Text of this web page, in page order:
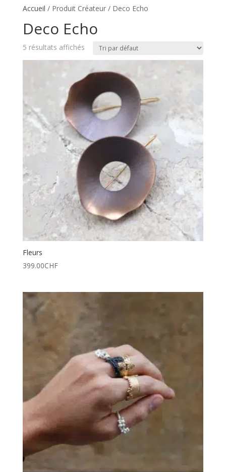
Accueil / Produit Créateur / Deco Echo
Deco Echo
5 résultats affichés
Fleurs
399.00CHF